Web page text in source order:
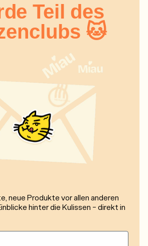
Teil des
🐱
neue Produkte vor allen anderen
hinter die Kulissen - direkt in